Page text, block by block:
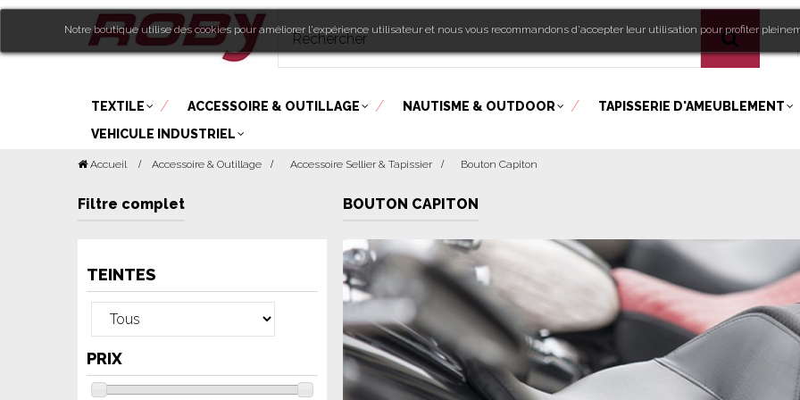
!
Notre boutique utilise des cookies pour améliorer l'expérience utilisateur et nous vous recommandons d'accepter leur utilisation pour profiter
TEXTILE ACCESSOIRE & OUTILLAGE NAUTISME & OUTDOOR TAPISSERIE D'AMEUBLEMENT
VEHICULE INDUSTRIEL
Accueil Accessoire & Outillage > Accessoire Sellier & Tapissier > Bouton Capiton
Filtre complet
TEINTES
PRIX
BOUTON CAPITON